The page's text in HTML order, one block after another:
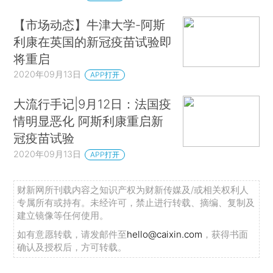
【市场动态】牛津大学-阿斯
利康在英国的新冠疫苗试验即
将重启
2020年09月13日 APP打开
大流行手记|9月12日：法国疫
情明显恶化 阿斯利康重启新
冠疫苗试验
2020年09月13日 APP打开
财新网所刊载内容之知识产权为财新传媒及/或相关权利人
专属所有或持有。未经许可，禁止进行转载、摘编、复制及
建立镜像等任何使用。
如有意愿转载，请发邮件至hello@caixin.com ，获得书面
确认及授权后，方可转载。